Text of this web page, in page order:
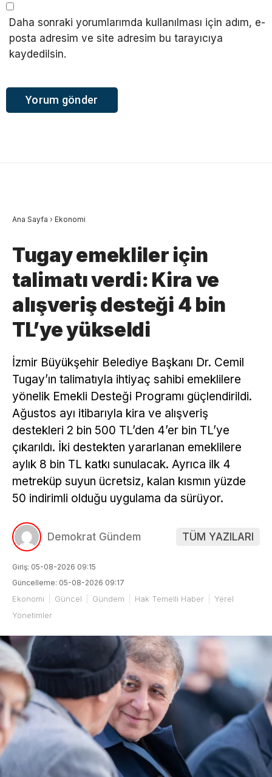
Daha sonraki yorumlarımda kullanılması için adım, e-
posta adresim ve site adresim bu tarayıcıya
kaydedilsin.
Ana Sayfa › Ekonomi
Tugay emekliler için
talimatı verdi: Kira ve
alışveriş desteği 4 bin
TL’ye yükseldi
İzmir Büyükşehir Belediye Başkanı Dr. Cemil
Tugay’ın talimatıyla ihtiyaç sahibi emeklilere
yönelik Emekli Desteği Programı güçlendirildi.
Ağustos ayı itibarıyla kira ve alışveriş
destekleri 2 bin 500 TL’den 4’er bin TL’ye
çıkarıldı. İki destekten yararlanan emeklilere
aylık 8 bin TL katkı sunulacak. Ayrıca ilk 4
metreküp suyun ücretsiz, kalan kısmın yüzde
50 indirimli olduğu uygulama da sürüyor.
Demokrat Gündem TÜM YAZILARI
Giriş: 05-08-2026 09:15
Güncelleme: 05-08-2026 09:17
Ekonomi Güncel Gündem Hak Temelli Haber
Yerel
Yönetimler